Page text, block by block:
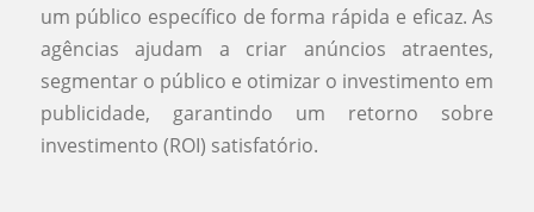
um público específico de forma rápida e eficaz. As
agências ajudam a criar anúncios atraentes,
segmentar o público e otimizar o investimento em
publicidade, garantindo um retorno sobre
investimento (ROI) satisfatório.